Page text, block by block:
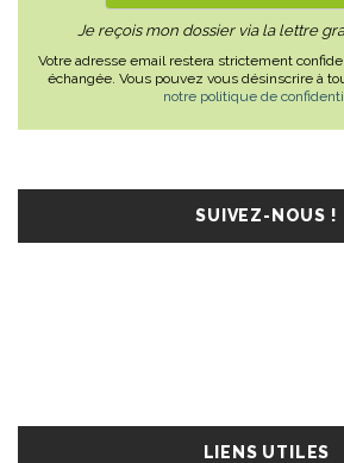
Je reçois mon dossier via la lettre
Votre adresse email restera strictement
échangée. Vous pouvez vous désinscrire à
notre politique de
SUIVEZ-NOUS !
LIENS UTILES